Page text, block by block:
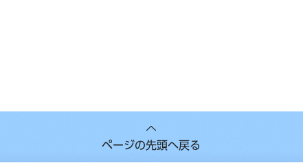
ページの先頭へ戻る